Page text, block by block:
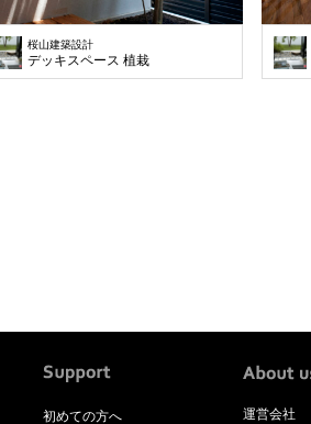
桜山建築設計
デッキスペース 植栽
初めての方へ 運営会社